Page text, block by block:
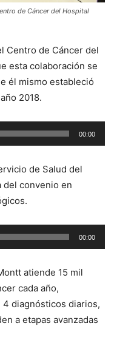
de Cáncer del Hospital
Centro de Cáncer del
esta colaboración se
él mismo estableció
2018.
00:00
de Salud del
del convenio en
00:00
atiende 15 mil
cada año,
diagnósticos diarios,
a etapas avanzadas